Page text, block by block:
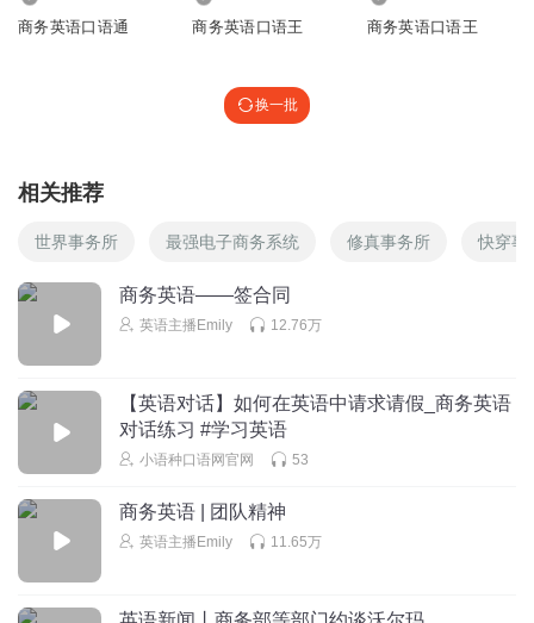
商务英语口语通 商务英语口语王 商务英语口语王
换一批
相关推荐
世界事务所 最强电子商务系统 修真事务所 快穿事
商务英语——签合同
英语主播Emily 12.76万
【英语对话】如何在英语中请求请假_商务英语
对话练习 #学习英语
小语种口语网官网 53
商务英语 | 团队精神
英语主播Emily 11.65万